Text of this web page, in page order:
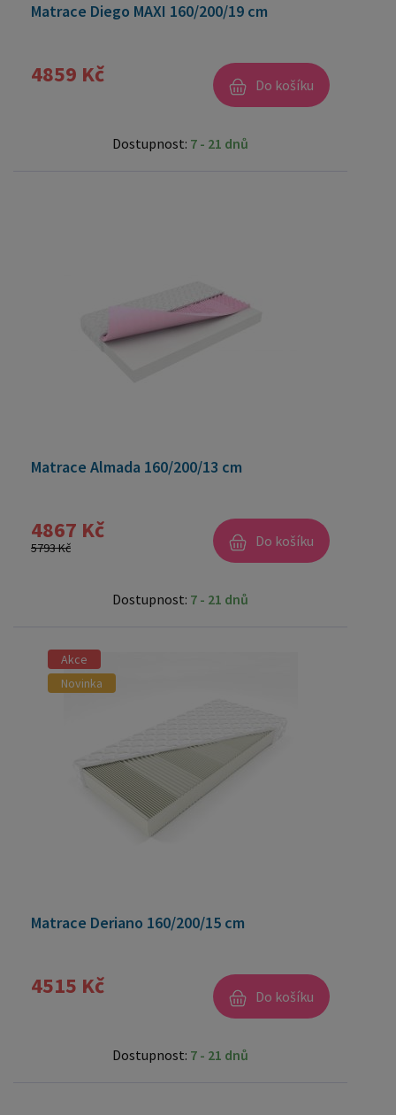
Matrace Diego MAXI 160/200/19 cm
4859 Kč Do košíku
Dostupnost: 7 - 21 dnů
Matrace Almada 160/200/13 cm
4867 Kč
5793 Kč Do košíku
Dostupnost: 7 - 21 dnů
Akce
Novinka
Matrace Deriano 160/200/15 cm
4515 Kč Do košíku
Dostupnost: 7 - 21 dnů